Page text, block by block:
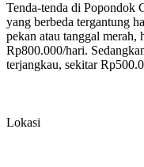
Tenda-tenda di Popondok
yang berbeda tergantung
pekan atau tanggal merah,
Rp800.000/hari.
terjangkau, sekitar
Lokasi